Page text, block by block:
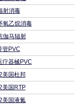
射消毒
氧乙烷消毒
伽马辐射
管PVC
疗器械PVC
美国杜邦
美国RTP
美国液氮